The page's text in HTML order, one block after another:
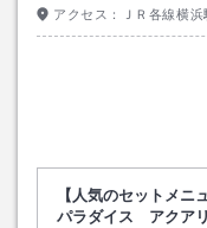
アクセス： ＪＲ各線横
【人気のセットメ
パラダイス アクア